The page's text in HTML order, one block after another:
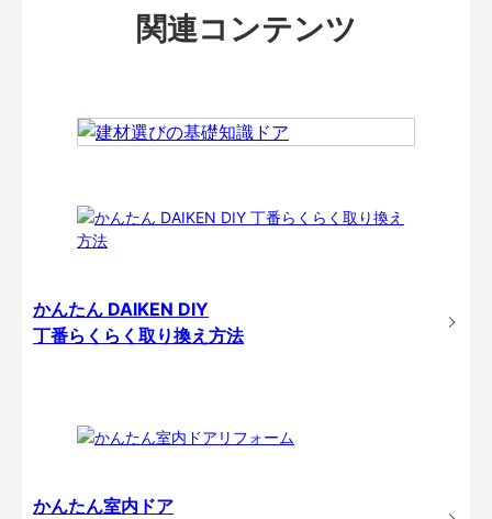
関連コンテンツ
かんたん DAIKEN DIY
丁番らくらく取り換え方法
かんたん室内ドア